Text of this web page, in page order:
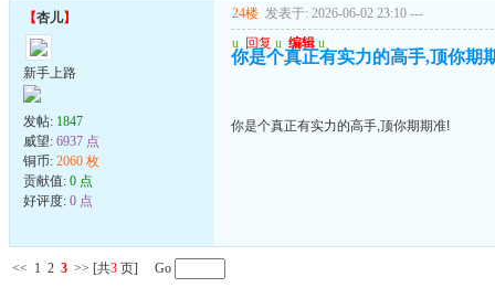
【杏儿】
新手上路
发帖: 1847
威望: 6937 点
铜币: 2060 枚
贡献值: 0 点
好评度: 0 点
24楼 发表于: 2026-06-02 23:10 ---
u 回复 u 编辑 u
你是个真正有实力的高手,顶你期
你是个真正有实力的高手,顶你期期准!
<< 1 2 3 >> [共3 页] Go